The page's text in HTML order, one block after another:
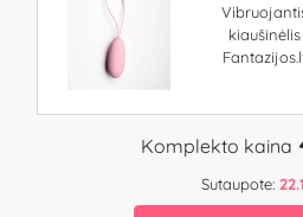
kiaušinėlis
Komplekto kaina
Sutaupote: